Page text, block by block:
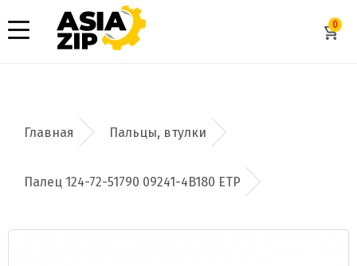
0
Пальцы, втулки
Палец 124-72-51790 09241-4B180 ETP